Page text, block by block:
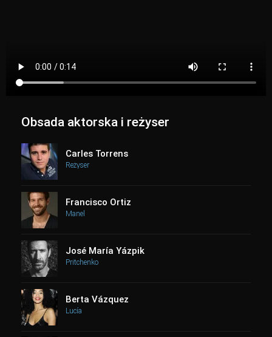
Obsada aktorska i reżyser
Carles Torrens
Reżyser
Francisco Ortiz
Manel
José María Yázpik
Pritchenko
Berta Vázquez
Lucía